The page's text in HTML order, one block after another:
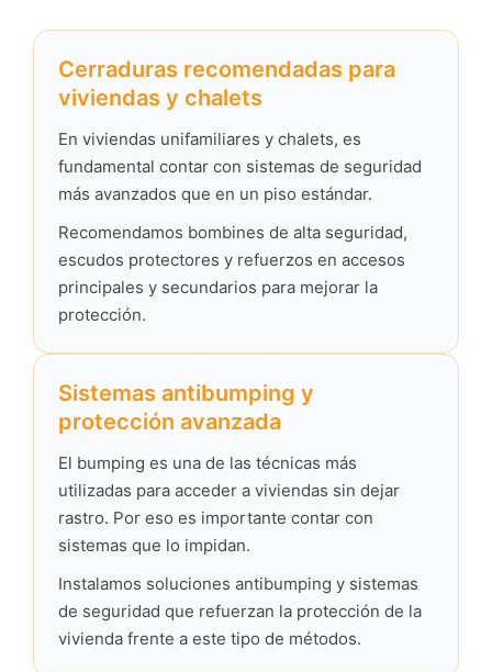
Cerraduras recomendadas para
viviendas y chalets
En viviendas unifamiliares y chalets, es
fundamental contar con sistemas de seguridad
más avanzados que en un piso estándar.
Recomendamos bombines de alta seguridad,
escudos protectores y refuerzos en accesos
principales y secundarios para mejorar la
protección.
Sistemas antibumping y
protección avanzada
El bumping es una de las técnicas más
utilizadas para acceder a viviendas sin dejar
rastro. Por eso es importante contar con
sistemas que lo impidan.
Instalamos soluciones antibumping y sistemas
de seguridad que refuerzan la protección de la
vivienda frente a este tipo de métodos.